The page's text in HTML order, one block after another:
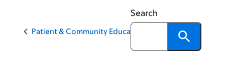
Search
Patient & Community Education